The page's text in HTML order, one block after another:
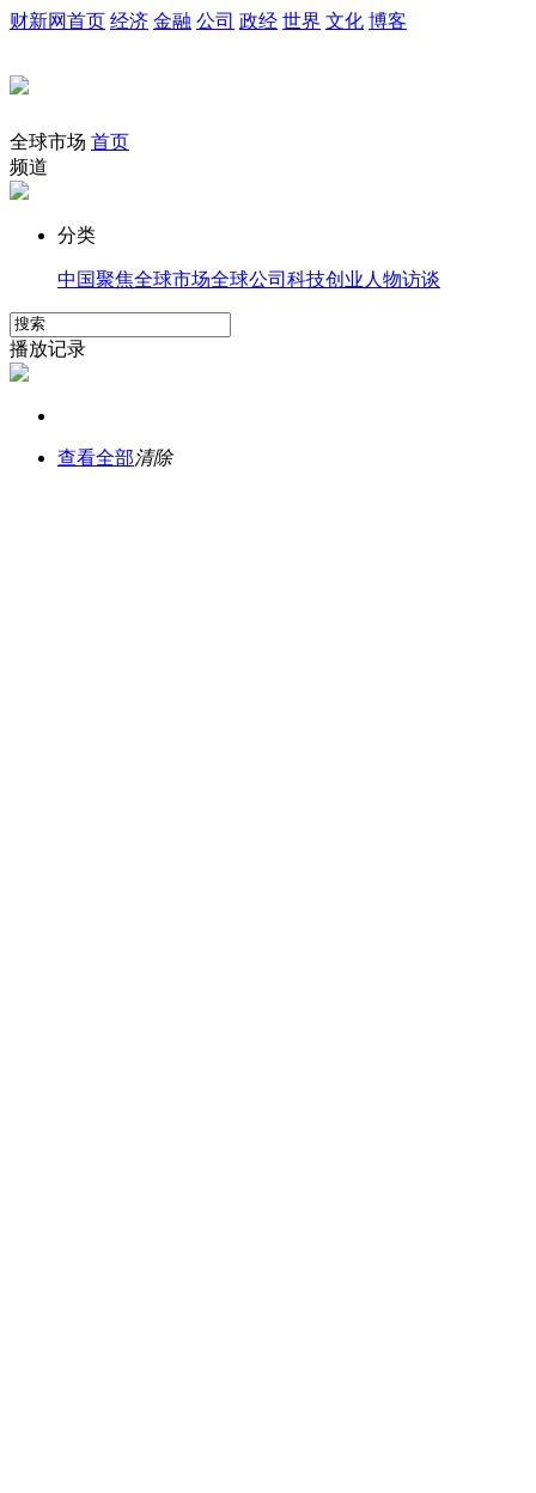
财新网首页 经济 金融 公司 政经 世界 文化 博客
全球市场 首页
频道
分类
中国聚焦全球市场全球公司 科技创业 人物访谈
播放记录
查看全部清除